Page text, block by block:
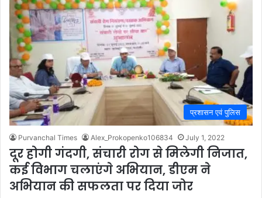
प्रशासन एवं पुलिस
Purvanchal Times Alex_Prokopenko106834 July 1, 2022
दूर होगी गंदगी, संचारी रोग से मिलेगी निजात,
कई विभाग चलाएंगे अभियान, डीएम ने
अभियान की सफलता पर दिया जोर